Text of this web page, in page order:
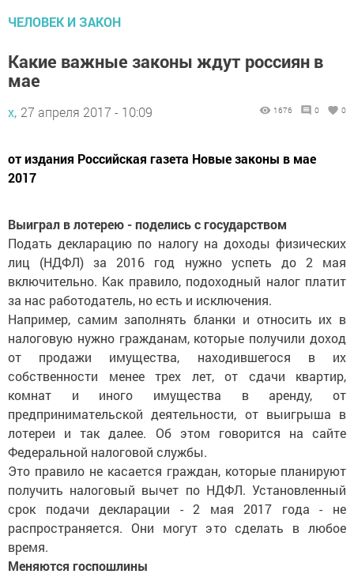
ЧЕЛОВЕК И ЗАКОН
Какие важные законы ждут россиян в
мае
х, 27 апреля 2017 - 10:09 1676 0 0
от издания Российская газета Новые законы в мае
2017
Выиграл в лотерею - поделись с государством
Подать декларацию по налогу на доходы физических
лиц (НДФЛ) за 2016 год нужно успеть до 2 мая
включительно. Как правило, подоходный налог платит
за нас работодатель, но есть и исключения.
Например, самим заполнять бланки и относить их в
налоговую нужно гражданам, которые получили доход
от продажи имущества, находившегося в их
собственности менее трех лет, от сдачи квартир,
комнат и иного имущества в аренду, от
предпринимательской деятельности, от выигрыша в
лотереи и так далее. Об этом говорится на сайте
Федеральной налоговой службы.
Это правило не касается граждан, которые планируют
получить налоговый вычет по НДФЛ. Установленный
срок подачи декларации - 2 мая 2017 года - не
распространяется. Они могут это сделать в любое
время.
Меняются госпошлины